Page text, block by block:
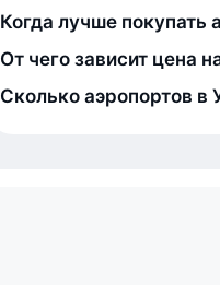
Когда лучше покупать
От чего зависит цена
Сколько аэропортов в